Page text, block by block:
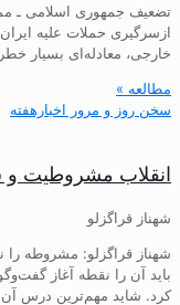
تضعیف جمهوری اسلامی ـ
ازسرگیری حملات علیه
خارجی، معادله‌ای بسیار
مطالعه »
سخن روز و مرور اخبارهفته
انقلاب مشروطیت و
شهناز قراگزلو
شهناز قراگزلو: مشروطه را
باید آن را نقطه آغاز
کرد. شاید مهم‌ترین درس